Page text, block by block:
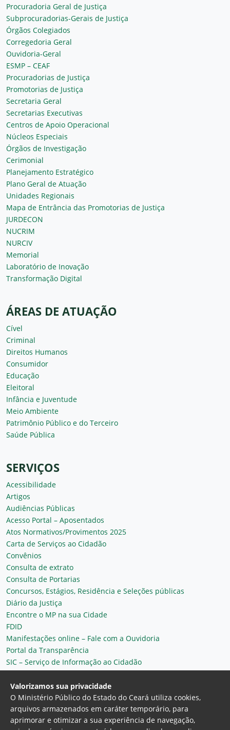
Procuradoria Geral de Justiça
Subprocuradorias-Gerais de Justiça
Órgãos Colegiados
Corregedoria Geral
Ouvidoria-Geral
ESMP – CEAF
Procuradorias de Justiça
Promotorias de Justiça
Secretaria Geral
Secretarias Executivas
Centros de Apoio Operacional
Núcleos Especiais
Órgãos de Investigação
Cerimonial
Planejamento Estratégico
Plano Geral de Atuação
Unidades Regionais
Mapa de Entrância das Promotorias de Justiça
JURDECON
NUCRIM
NURCIV
Memorial
Laboratório de Inovação
Transformação Digital
ÁREAS DE ATUAÇÃO
Cível
Criminal
Direitos Humanos
Consumidor
Educação
Eleitoral
Infância e Juventude
Meio Ambiente
Patrimônio Público e do Terceiro
Saúde Pública
SERVIÇOS
Acessibilidade
Artigos
Audiências Públicas
Acesso Portal – Aposentados
Atos Normativos/Provimentos 2025
Carta de Serviços ao Cidadão
Convênios
Consulta de extrato
Consulta de Portarias
Concursos, Estágios, Residência e Seleções públicas
Diário da Justiça
Encontre o MP na sua Cidade
FDID
Manifestações online – Fale com a Ouvidoria
Portal da Transparência
SIC – Serviço de Informação ao Cidadão
Plantão MP do Ceará
Secretaria Geral
Valorizamos sua privacidade
O Ministério Público do Estado do Ceará utiliza cookies,
arquivos armazenados em caráter temporário, para
aprimorar e otimizar a sua experiência de navegação,